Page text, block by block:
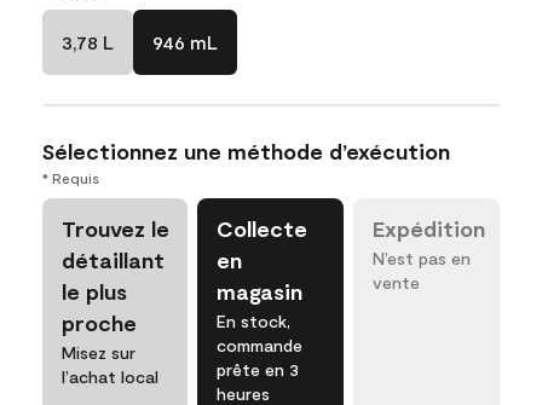
3,78 L 946 mL
Sélectionnez une méthode d’exécution
* Requis
Trouvez le
détaillant
le plus
proche
Misez sur
l’achat local
Collecte
en
magasin
En stock,
commande
prête en 3
heures
Expédition
N’est pas en
vente